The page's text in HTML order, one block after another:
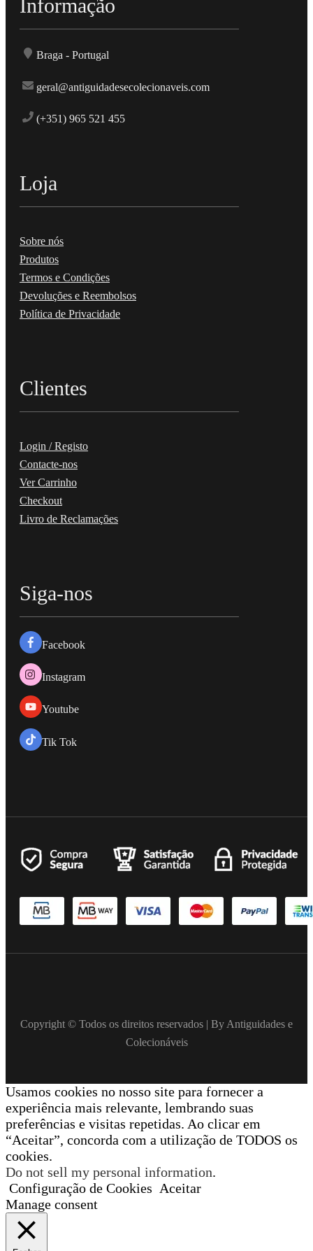
Informação
Braga - Portugal
geral@antiguidadesecolecionaveis.com
(+351) 965 521 455
Loja
Sobre nós
Produtos
Termos e Condições
Devoluções e Reembolsos
Política de Privacidade
Clientes
Login / Registo
Contacte-nos
Ver Carrinho
Checkout
Livro de Reclamações
Siga-nos
Facebook
Instagram
Youtube
Tik Tok
Copyright © Todos os direitos reservados | By Antiguidades e
Colecionáveis
Usamos cookies no nosso site para fornecer a
experiência mais relevante, lembrando suas
preferências e visitas repetidas. Ao clicar em
“Aceitar”, concorda com a utilização de TODOS os
cookies.
Do not sell my personal information.
Configuração de Cookies Aceitar
Manage consent